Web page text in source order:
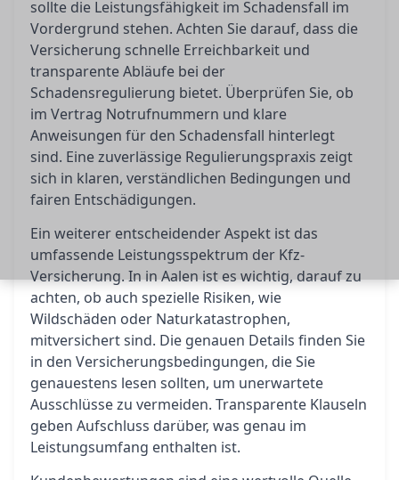
sollte die Leistungsfähigkeit im Schadensfall im
Vordergrund stehen. Achten Sie darauf, dass die
Versicherung schnelle Erreichbarkeit und
transparente Abläufe bei der
Schadensregulierung bietet. Überprüfen Sie, ob
im Vertrag Notrufnummern und klare
Anweisungen für den Schadensfall hinterlegt
sind. Eine zuverlässige Regulierungspraxis zeigt
sich in klaren, verständlichen Bedingungen und
fairen Entschädigungen.
Ein weiterer entscheidender Aspekt ist das
umfassende Leistungsspektrum der Kfz-
Versicherung. In in Aalen ist es wichtig, darauf zu
achten, ob auch spezielle Risiken, wie
Wildschäden oder Naturkatastrophen,
mitversichert sind. Die genauen Details finden Sie
in den Versicherungsbedingungen, die Sie
genauestens lesen sollten, um unerwartete
Ausschlüsse zu vermeiden. Transparente Klauseln
geben Aufschluss darüber, was genau im
Leistungsumfang enthalten ist.